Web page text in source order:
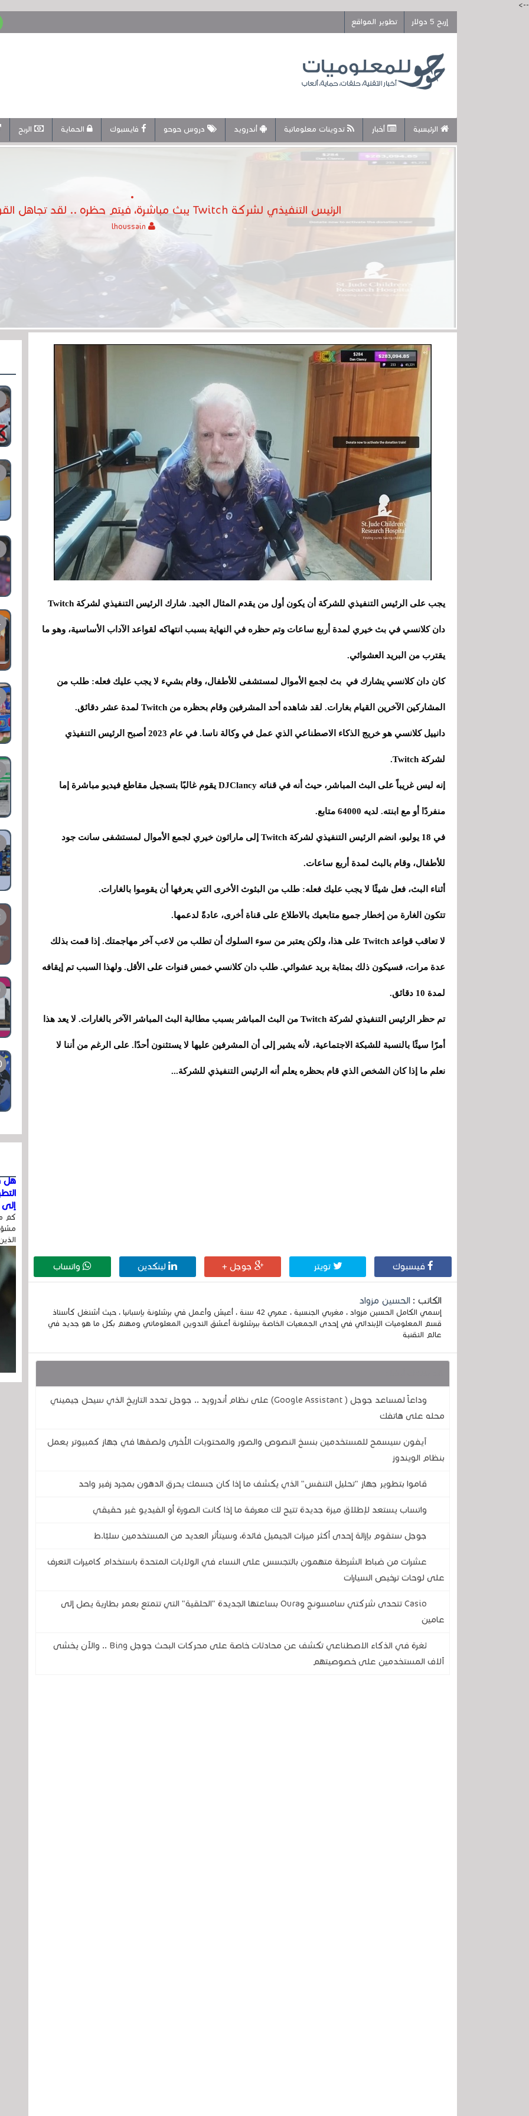
-->
إربح 5 دولار
تطوير المواقع
الرئيسية أخبار تدوينات معلوماتية أندرويد دروس حوحو فايسبوك الحماية الربح
الرئيس التنفيذي لشركة Twitch يبث مباشرة، فيتم حظره .. لقد تجاهل القواعد الأساسية ..
يجب على الرئيس التنفيذي للشركة أن يكون أول من يقدم المثال الجيد. شارك الرئيس التنفيذي لشركة Twitch
دان كلانسي في بث خيري لمدة أربع ساعات وتم حظره في النهاية بسبب انتهاكه لقواعد الآداب الأساسية، وهو ما
يقترب من البريد العشوائي.
كان دان كلانسي يشارك في بث لجمع الأموال لمستشفى للأطفال، وقام بشيء لا يجب عليك فعله: طلب من
المشاركين الآخرين القيام بغارات. لقد شاهده أحد المشرفين وقام بحظره من Twitch لمدة عشر دقائق.
دانييل كلانسي هو خريج الذكاء الاصطناعي الذي عمل في وكالة ناسا. في عام 2023 أصبح الرئيس التنفيذي
لشركة Twitch.
إنه ليس غريباً على البث المباشر، حيث أنه في قناته DJClancy يقوم غالبًا بتسجيل مقاطع فيديو مباشرة إما
منفردًا أو مع ابنته. لديه 64000 متابع.
في 18 يوليو، انضم الرئيس التنفيذي لشركة Twitch إلى ماراثون خيري لجمع الأموال لمستشفى سانت جود
للأطفال، وقام بالبث لمدة أربع ساعات.
أثناء البث، فعل شيئًا لا يجب عليك فعله: طلب من البثوث الأخرى التي يعرفها أن يقوموا بالغارات.
تتكون الغارة من إخطار جميع متابعيك بالاطلاع على قناة أخرى، عادةً لدعمها.
لا تعاقب قواعد Twitch على هذا، ولكن يعتبر من سوء السلوك أن تطلب من لاعب آخر مهاجمتك. إذا قمت بذلك
عدة مرات، فسيكون ذلك بمثابة بريد عشوائي. طلب دان كلانسي خمس قنوات على الأقل. ولهذا السبب تم إيقافه
لمدة 10 دقائق.
تم حظر الرئيس التنفيذي لشركة Twitch من البث المباشر بسبب مطالبة البث المباشر الآخر بالغارات. لا يعد هذا
أمرًا سيئًا بالنسبة للشبكة الاجتماعية، لأنه يشير إلى أن المشرفين عليها لا يستثنون أحدًا. على الرغم من أننا لا
نعلم ما إذا كان الشخص الذي قام بحظره يعلم أنه الرئيس التنفيذي للشركة...
فيسبوك تويتر جوجل + لينكدين واتساب
الكاتب : الحسين مزواد
إسمي الكامل الحسين مزواد ، مغربي الجنسية ، عمري 42 سنة ، أعيش وأعمل في برشلونة بإسبانيا ، حيث أشتغل كأستاذ
قسم المعلوميات الإبتدائي في إحدى الجمعيات الخاصة ببرشلونة أعشق التدوين المعلوماتي ومهتم بكل ما هو جديد في
عالم التقنية
وداعاً لمساعد جوجل ( Google Assistant) على نظام أندرويد .. جوجل تحدد التاريخ الذي سيحل جيميني
محله على هاتفك
آيفون سيسمح للمستخدمين بنسخ النصوص والصور والمحتويات الأخرى ولصقها في جهاز كمبيوتر يعمل
بنظام الويندوز
قاموا بتطوير جهاز "تحليل التنفس" الذي يكشف ما إذا كان جسمك يحرق الدهون بمجرد زفير واحد
واتساب يستعد لإطلاق ميزة جديدة تتيح لك معرفة ما إذا كانت الصورة أو الفيديو غير حقيقي
جوجل ستقوم بإزالة إحدى أكثر ميزات الجيميل فائدة، وسيتأثر العديد من المستخدمين سلبًا.ط
عشرات من ضباط الشرطة متهمون بالتجسس على النساء في الولايات المتحدة باستخدام كاميرات التعرف
على لوحات ترخيص السيارات
Casio تتحدى شركتي سامسونج وOura بساعتها الجديدة "الحلقية" التي تتمتع بعمر بطارية يصل إلى
عامين
ثغرة في الذكاء الاصطناعي تكشف عن محادثات خاصة على محركات البحث جوجل Bing .. والآن يخشى
آلاف المستخدمين على خصوصيتهم
هل
إلى
كم